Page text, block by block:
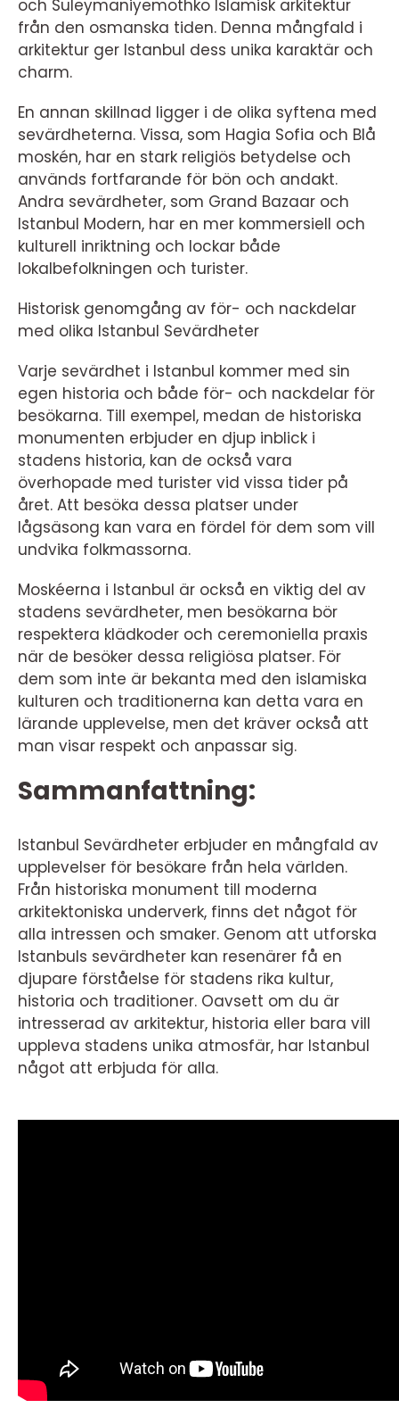
och Suleymaniyemothko Islamisk arkitektur
från den osmanska tiden. Denna mångfald i
arkitektur ger Istanbul dess unika karaktär och
charm.
En annan skillnad ligger i de olika syftena med
sevärdheterna. Vissa, som Hagia Sofia och Blå
moskén, har en stark religiös betydelse och
används fortfarande för bön och andakt.
Andra sevärdheter, som Grand Bazaar och
Istanbul Modern, har en mer kommersiell och
kulturell inriktning och lockar både
lokalbefolkningen och turister.
Historisk genomgång av för- och nackdelar
med olika Istanbul Sevärdheter
Varje sevärdhet i Istanbul kommer med sin
egen historia och både för- och nackdelar för
besökarna. Till exempel, medan de historiska
monumenten erbjuder en djup inblick i
stadens historia, kan de också vara
överhopade med turister vid vissa tider på
året. Att besöka dessa platser under
lågsäsong kan vara en fördel för dem som vill
undvika folkmassorna.
Moskéerna i Istanbul är också en viktig del av
stadens sevärdheter, men besökarna bör
respektera klädkoder och ceremoniella praxis
när de besöker dessa religiösa platser. För
dem som inte är bekanta med den islamiska
kulturen och traditionerna kan detta vara en
lärande upplevelse, men det kräver också att
man visar respekt och anpassar sig.
Sammanfattning:
Istanbul Sevärdheter erbjuder en mångfald av
upplevelser för besökare från hela världen.
Från historiska monument till moderna
arkitektoniska underverk, finns det något för
alla intressen och smaker. Genom att utforska
Istanbuls sevärdheter kan resenärer få en
djupare förståelse för stadens rika kultur,
historia och traditioner. Oavsett om du är
intresserad av arkitektur, historia eller bara vill
uppleva stadens unika atmosfär, har Istanbul
något att erbjuda för alla.